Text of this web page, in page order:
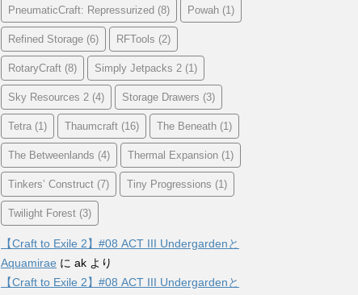
PneumaticCraft: Repressurized (8) Powah (1)
Refined Storage (6) RFTools (2)
RotaryCraft (8) Simply Jetpacks 2 (1)
Sky Resources 2 (4) Storage Drawers (3)
Tetra (1) Thaumcraft (16) The Beneath (1)
The Betweenlands (4) Thermal Expansion (1)
Tinkers’ Construct (7) Tiny Progressions (1)
Twilight Forest (3)
【Craft to Exile 2】#08 ACT III Undergardenと
Aquamirae に ak より
【Craft to Exile 2】#08 ACT III Undergardenと